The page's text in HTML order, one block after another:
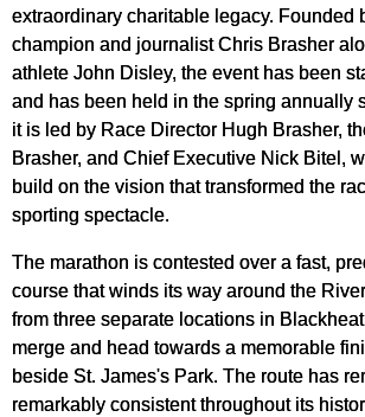
extraordinary charitable legacy. Founded
champion and journalist Chris Brasher
athlete John Disley, the event has been
and has been held in the spring annually
it is led by Race Director Hugh Brasher,
Brasher, and Chief Executive Nick Bitel,
build on the vision that transformed the
sporting spectacle.
The marathon is contested over a fast,
course that winds its way around the
from three separate locations in
merge and head towards a memorable
beside St. James's Park. The route has
remarkably consistent throughout its